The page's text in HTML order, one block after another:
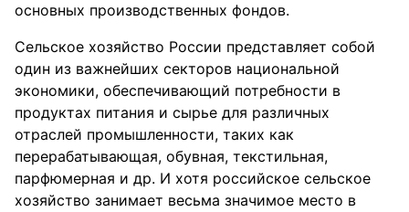
основных производственных фондов.
Сельское хозяйство России представляет собой
один из важнейших секторов национальной
экономики, обеспечивающий потребности в
продуктах питания и сырье для различных
отраслей промышленности, таких как
перерабатывающая, обувная, текстильная,
парфюмерная и др. И хотя российское сельское
хозяйство занимает весьма значимое место в